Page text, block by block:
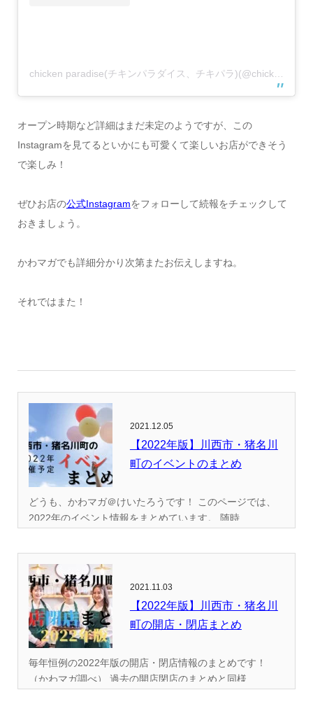
chicken paradise(チキンパラダイス、チキパラ)(@chickenparadise.kawanishi)がシェアした投稿
オープン時期など詳細はまだ未定のようですが、この
Instagramを見てるといかにも可愛くて楽しいお店ができそう
で楽しみ！
ぜひお店の公式Instagramをフォローして続報をチェックして
おきましょう。
かわマガでも詳細分かり次第またお伝えしますね。
それではまた！
2021.12.05
【2022年版】川西市・猪名川
町のイベントのまとめ
どうも、かわマガ＠けいたろうです！ このページでは、
2022年のイベント情報をまとめています。 随時...
2021.11.03
【2022年版】川西市・猪名川
町の開店・閉店まとめ
毎年恒例の2022年版の開店・閉店情報のまとめです！
（かわマガ調べ） 過去の開店閉店のまとめと同様...